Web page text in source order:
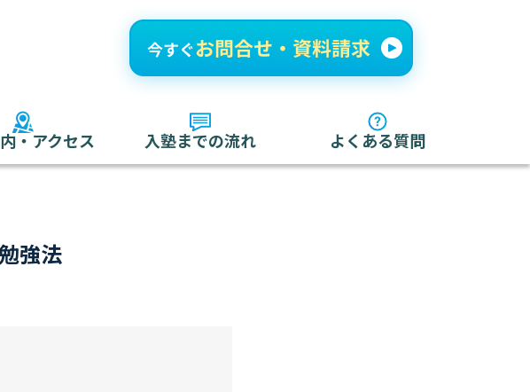
・アクセス 入塾までの流れ よくある質問
強法